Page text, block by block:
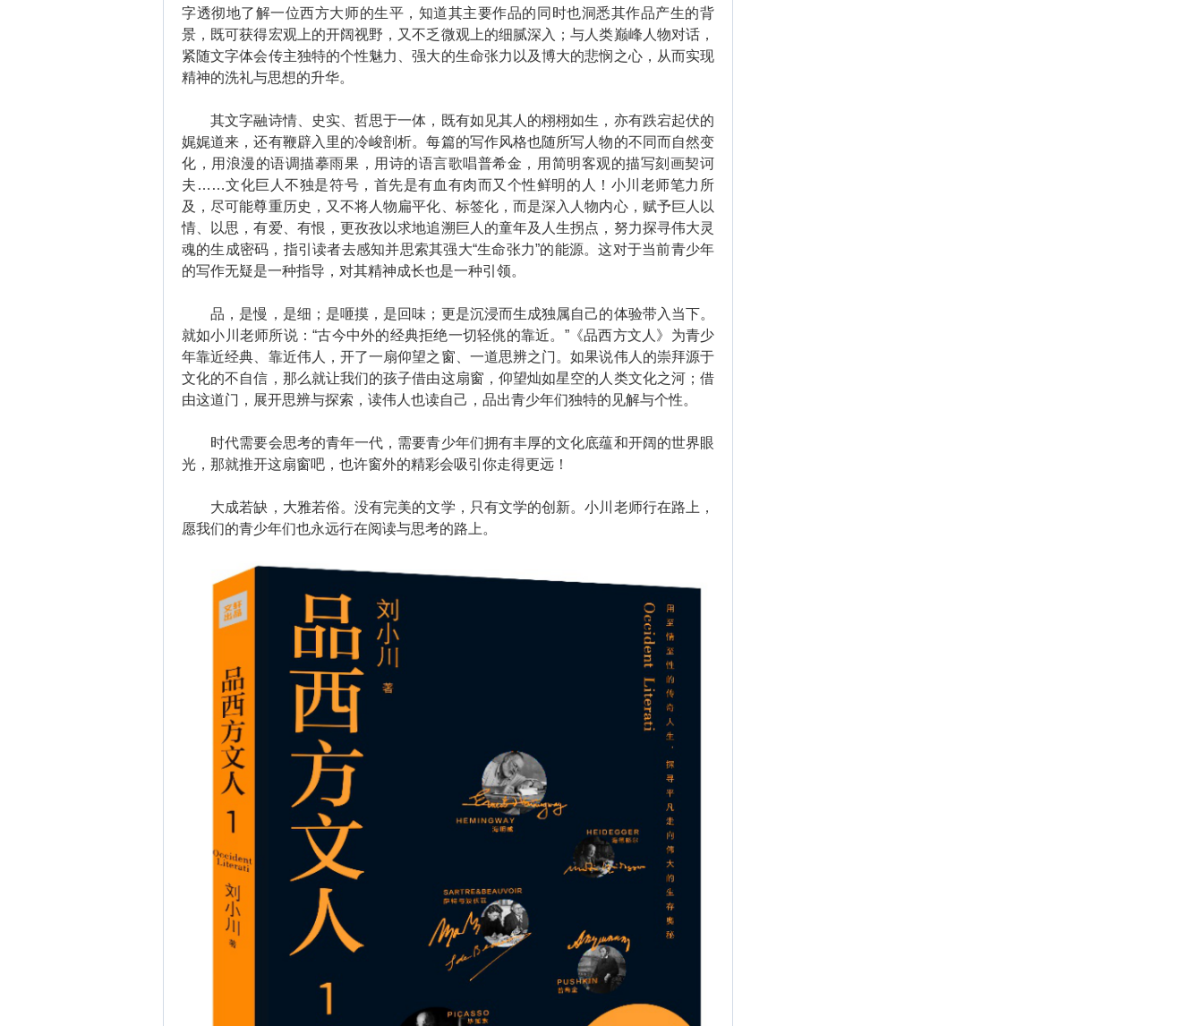
字透彻地了解一位西方大师的生平，知道其主要作品的同时也洞悉其作品产生的背
景，既可获得宏观上的开阔视野，又不乏微观上的细腻深入；与人类巅峰人物对话，
紧随文字体会传主独特的个性魅力、强大的生命张力以及博大的悲悯之心，从而实现
精神的洗礼与思想的升华。
其文字融诗情、史实、哲思于一体，既有如见其人的栩栩如生，亦有跌宕起伏的
娓娓道来，还有鞭辟入里的冷峻剖析。每篇的写作风格也随所写人物的不同而自然变
化，用浪漫的语调描摹雨果，用诗的语言歌唱普希金，用简明客观的描写刻画契诃
夫……文化巨人不独是符号，首先是有血有肉而又个性鲜明的人！小川老师笔力所
及，尽可能尊重历史，又不将人物扁平化、标签化，而是深入人物内心，赋予巨人以
情、以思，有爱、有恨，更孜孜以求地追溯巨人的童年及人生拐点，努力探寻伟大灵
魂的生成密码，指引读者去感知并思索其强大“生命张力”的能源。这对于当前青少年
的写作无疑是一种指导，对其精神成长也是一种引领。
品，是慢，是细；是咂摸，是回味；更是沉浸而生成独属自己的体验带入当下。
就如小川老师所说：“古今中外的经典拒绝一切轻佻的靠近。”《品西方文人》为青少
年靠近经典、靠近伟人，开了一扇仰望之窗、一道思辨之门。如果说伟人的崇拜源于
文化的不自信，那么就让我们的孩子借由这扇窗，仰望灿如星空的人类文化之河；借
由这道门，展开思辨与探索，读伟人也读自己，品出青少年们独特的见解与个性。
时代需要会思考的青年一代，需要青少年们拥有丰厚的文化底蕴和开阔的世界眼
光，那就推开这扇窗吧，也许窗外的精彩会吸引你走得更远！
大成若缺，大雅若俗。没有完美的文学，只有文学的创新。小川老师行在路上，
愿我们的青少年们也永远行在阅读与思考的路上。